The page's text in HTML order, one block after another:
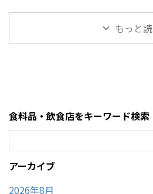
ん。 一方で、併設するガスス
テーションは7月29日から営業
メ
に
ューまとめ
和スイーツで、販売開始直後か
らSNSでも話題になっていま
ている方はぜひ参考にしてく
ださい。 写真付きのレビュー
ださい。
https://hubmedia.co.jp/costc
の
況
が
ト
営
もっと
食料品・飲食店をキーワード検索
アーカイブ
2026年8月